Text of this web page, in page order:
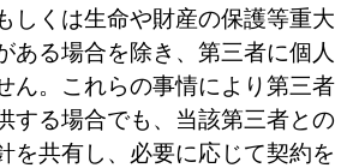
しくは生命や財産の保護等重大
ある場合を除き、第三者に個人
ん。これらの事情により第三者
する場合でも、当該第三者との
を共有し、必要に応じて契約を